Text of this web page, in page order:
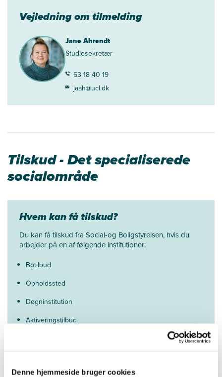
Denne hjemmeside bruger cookies
Vejledning om tilmelding
Jane Ahrendt
Studiesekretær
63 18 40 19
jaah@ucl.dk
Tilskud - Det specialiserede
socialområde
Hvem kan få tilskud?
Du kan få tilskud fra Social-og Boligstyrelsen, hvis du
arbejder på en af følgende institutioner:
Botilbud
Opholdssted
Døgninstitution
Aktiveringstilbud
Eller på anden vis arbejder med børn, unge og voksne
Uden for målgruppen